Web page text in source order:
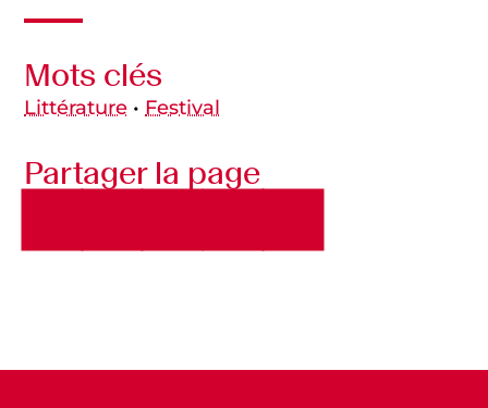
Mots clés
Littérature • Festival
Partager la page